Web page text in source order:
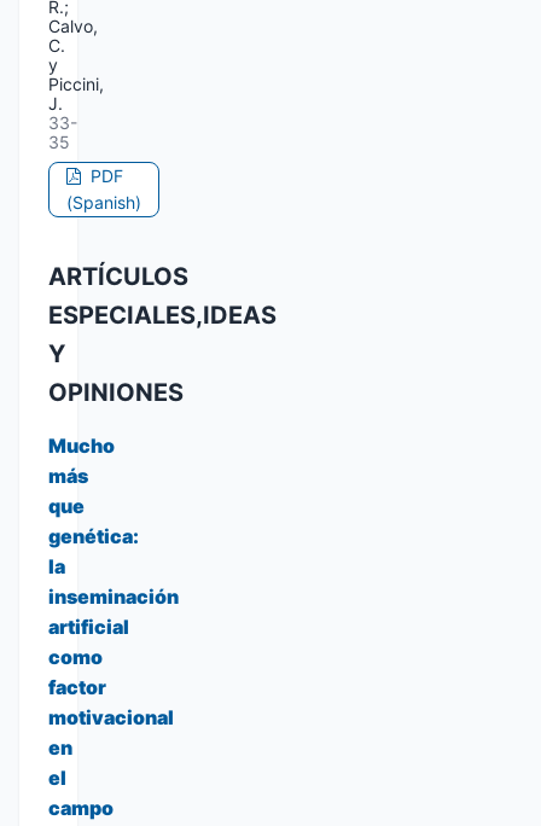
R.;
Calvo,
C.
y
Piccini,
J.
33-
35
PDF
(Spanish)
ARTÍCULOS
ESPECIALES,IDEAS
Y
OPINIONES
Mucho
más
que
genética:
la
inseminación
artificial
como
factor
motivacional
en
el
campo